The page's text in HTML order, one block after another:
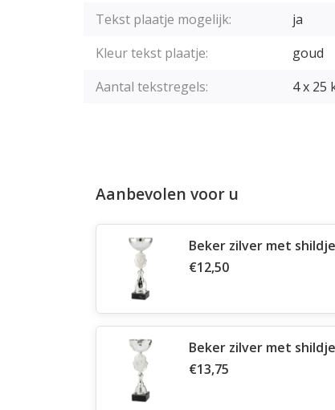
Tekst plaatje mogelijk:
ja
Kleur tekst plaatje:
goud
Aantal tekstregels:
4 x 25
Aanbevolen voor u
Beker zilver met shildje
€12,50
Beker zilver met shildje
€13,75